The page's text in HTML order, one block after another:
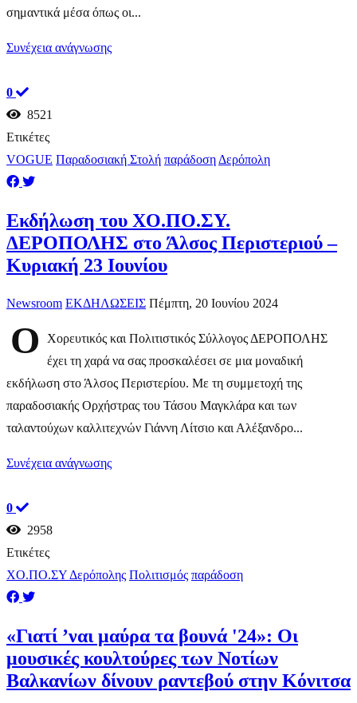
σημαντικά μέσα όπως οι...
Συνέχεια ανάγνωσης
0
8521
Ετικέτες
VOGUE Παραδοσιακή Στολή παράδοση Δερόπολη
Εκδήλωση του ΧΟ.ΠΟ.ΣΥ.
ΔΕΡΟΠΟΛΗΣ στο Άλσος Περιστεριού –
Κυριακή 23 Ιουνίου
Newsroom ΕΚΔΗΛΩΣΕΙΣ Πέμπτη, 20 Ιουνίου 2024
Ο
Χορευτικός και Πολιτιστικός Σύλλογος ΔΕΡΟΠΟΛΗΣ
έχει τη χαρά να σας προσκαλέσει σε μια μοναδική
εκδήλωση στο Άλσος Περιστερίου. Με τη συμμετοχή της
παραδοσιακής Ορχήστρας του Τάσου Μαγκλάρα και των
ταλαντούχων καλλιτεχνών Γιάννη Λίτσιο και Αλέξανδρο...
Συνέχεια ανάγνωσης
0
2958
Ετικέτες
ΧΟ.ΠΟ.ΣΥ Δερόπολης Πολιτισμός παράδοση
«Γιατί ’ναι μαύρα τα βουνά '24»: Οι
μουσικές κουλτούρες των Νοτίων
Βαλκανίων δίνουν ραντεβού στην Κόνιτσα